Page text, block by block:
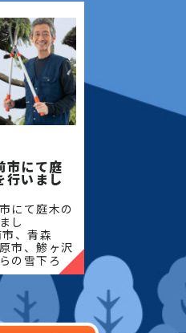
定・草刈りなどのお庭の
こと、造園・
市にて庭
行いまし
にて庭木の
し
、青森
市、鯵ヶ沢
の雪下ろ
雪などの作
ださい！地
・抜根・剪
どのお庭の